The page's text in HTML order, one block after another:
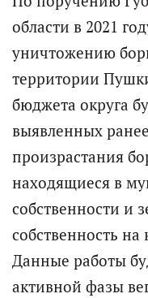
области в 2021
уничтожению
территории
бюджета округа
выявленных
произрастания
находящиеся в
собственности и
собственность
Данные работы
активной фазы